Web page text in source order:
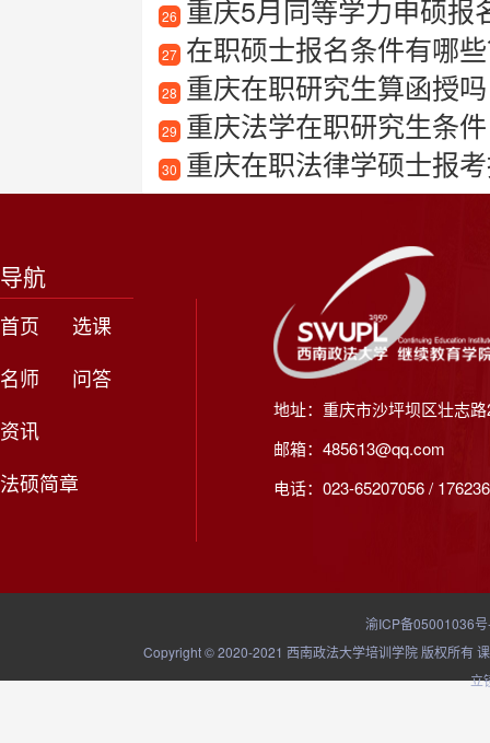
26 重庆5月同等学力申硕报
27 在职硕士报名条件有哪
28 重庆在职研究生算函授吗
29 重庆法学在职研究生条件
30 重庆在职法律学硕士报考指
导航
首页
选课
名师
问答
资讯
法硕简章
地址：重庆市沙坪坝区壮志
邮箱：485613@qq.com
电话：023-65207056 /
渝ICP备05001036
Copyright © 2020-2021 西南政法大学培训学院 版权所有
立